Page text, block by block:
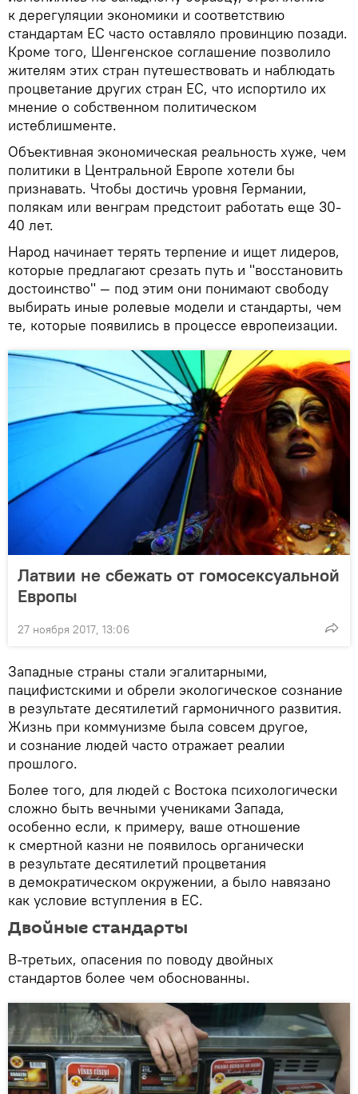
к дерегуляции экономики и соответствию
стандартам ЕС часто оставляло провинцию позади.
Кроме того, Шенгенское соглашение позволило
жителям этих стран путешествовать и наблюдать
процветание других стран ЕС, что испортило их
мнение о собственном политическом
истеблишменте.
Объективная экономическая реальность хуже, чем
политики в Центральной Европе хотели бы
признавать. Чтобы достичь уровня Германии,
полякам или венграм предстоит работать еще 30-
40 лет.
Народ начинает терять терпение и ищет лидеров,
которые предлагают срезать путь и "восстановить
достоинство" — под этим они понимают свободу
выбирать иные ролевые модели и стандарты, чем
те, которые появились в процессе европеизации.
Латвии не сбежать от гомосексуальной
Европы
27 ноября 2017, 13:06
Западные страны стали эгалитарными,
пацифистскими и обрели экологическое сознание
в результате десятилетий гармоничного развития.
Жизнь при коммунизме была совсем другое,
и сознание людей часто отражает реалии
прошлого.
Более того, для людей с Востока психологически
сложно быть вечными учениками Запада,
особенно если, к примеру, ваше отношение
к смертной казни не появилось органически
в результате десятилетий процветания
в демократическом окружении, а было навязано
как условие вступления в ЕС.
Двойные стандарты
В-третьих, опасения по поводу двойных
стандартов более чем обоснованны.